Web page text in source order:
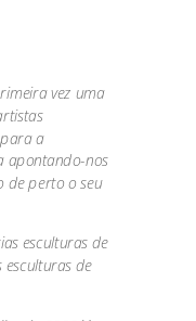
vez uma
a
apontando-nos
de perto o seu
esculturas de
de